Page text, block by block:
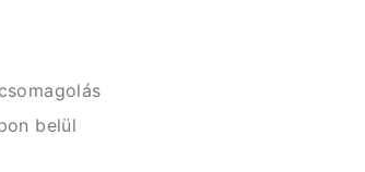
belül